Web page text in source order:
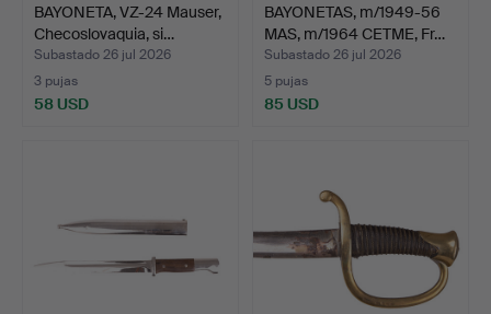
BAYONETA, VZ-24 Mauser,
Checoslovaquia, si…
Subastado 26 jul 2026
3 pujas
58 USD
BAYONETAS, m/1949-56
MAS, m/1964 CETME, Fr…
Subastado 26 jul 2026
5 pujas
85 USD